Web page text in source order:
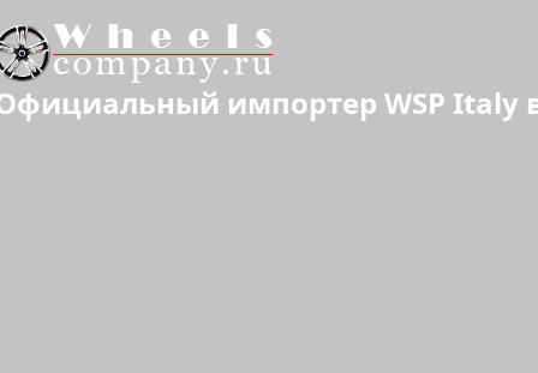
импортер WSP Italy